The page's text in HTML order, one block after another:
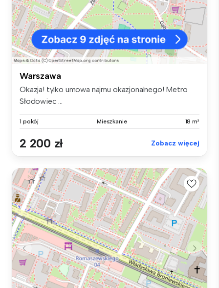
Warszawa
Okazja! tylko umowa najmu okazjonalnego! Metro
Słodowiec ...
1 pokój Mieszkanie 18 m²
2 200 zł Zobacz więcej